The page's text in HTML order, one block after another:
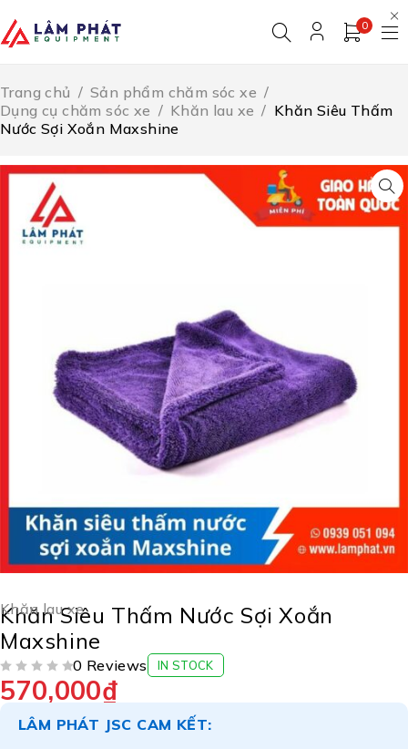
0
Trang chủ / Sản phẩm chăm sóc xe /
Dụng cụ chăm sóc xe / Khăn lau xe / Khăn Siêu Thấm
Nước Sợi Xoắn Maxshine
Khăn lau xe
Khăn Siêu Thấm Nước Sợi Xoắn
Maxshine
0 Reviews IN STOCK
570,000₫
LÂM PHÁT JSC CAM KẾT: